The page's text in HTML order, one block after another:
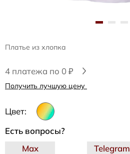
Платье из хлопка
4 платежа по 0 ₽
Получить лучшую цену
Цвет:
Есть вопросы?
Telegram
Max